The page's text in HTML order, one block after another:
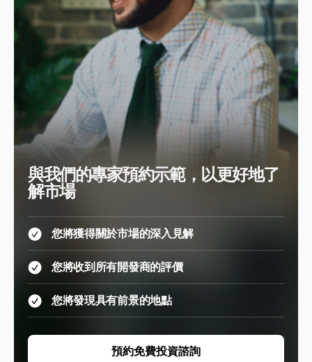
與我們的專家預約示範，以更好地了
解市場
您將獲得關於市場的深入見解
您將收到所有開發商的評價
您將發現具有前景的地點
預約免費投資諮詢